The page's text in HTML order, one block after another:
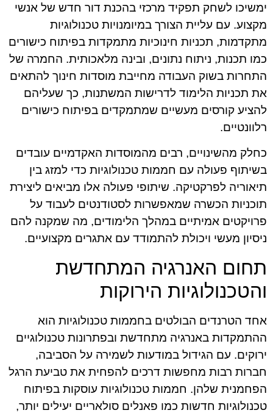
ימשיכו לשחק תפקיד מרכזי בהכנת דור חדש של אנשי
מקצוע. עם עליית הצורך במיומנויות טכנולוגיות
מתקדמות, תכניות חינוכיות מתמקדות בפיתוח כישורים
כמו תכנות, ניתוח נתונים, ובינה מלאכותית. החמרה של
התחרות בשוק העבודה מחייבת מוסדות חינוך להתאים
את תכניות הלימוד לדרישות המשתנות, כך שעליהם
להציע קורסים מעשיים שמתמקדים בפיתוח כישורים
רלוונטיים.
כחלק מהשינויים, רבים מהמוסדות האקדמיים עובדים
בשיתוף פעולה עם חממות טכנולוגיות כדי למזג בין
תיאוריה לפרקטיקה. שיתופי פעולה אלו מביאים ליצירת
תוכניות הכשרה שמאפשרות לסטודנטים לעבוד על
פרויקטים אמיתיים במהלך הלימודים, מה שמקנה להם
ניסיון מעשי ויכולת להתמודד עם אתגרים מקצועיים.
תחום האנרגיה המתחדשת
והטכנולוגיות הירוקות
אחד הטרנדים הבולטים בחממות טכנולוגיות הוא
ההתמקדות באנרגיה מתחדשת ובפתרונות טכנולוגיים
ירוקים. עם הגידול במודעות לשמירה על הסביבה,
חברות רבות מחפשות דרכים להפחית את טביעת הרגל
הפחמנית שלהן. חממות טכנולוגיות עוסקות בפיתוח
טכנולוגיות חדשות כמו פאנלים סולאריים יעילים יותר,